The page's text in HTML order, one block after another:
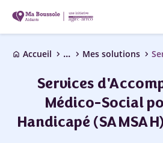
home Accueil chevron_right ... chevron_right Mes solutions chevron_right
Services
Médico-Social
Handicapé